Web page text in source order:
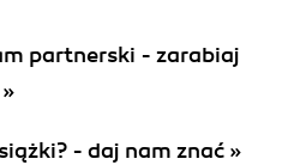
partnerski - zarabiaj
- daj nam znać »